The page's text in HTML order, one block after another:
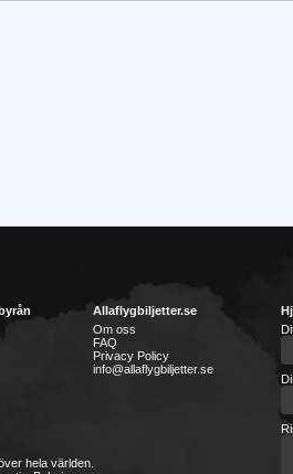
Allaflygbiljetter.se
Om oss
FAQ
Privacy Policy
info@allaflygbiljetter.se
hela världen.